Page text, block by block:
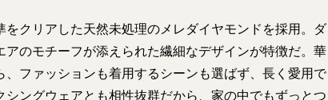
クリアした天然未処理のメレダイヤモンドを採用。ダ
のモチーフが添えられた繊細なデザインが特徴だ。華
ファッションも着用するシーンも選ばず、長く愛用で
ングウェアとも相性抜群だから、家の中でもずっとつ